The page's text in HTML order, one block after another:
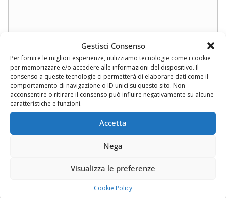
Gestisci Consenso
Per fornire le migliori esperienze, utilizziamo tecnologie come i cookie
per memorizzare e/o accedere alle informazioni del dispositivo. Il
consenso a queste tecnologie ci permetterà di elaborare dati come il
comportamento di navigazione o ID unici su questo sito. Non
acconsentire o ritirare il consenso può influire negativamente su alcune
caratteristiche e funzioni.
Accetta
Nega
Visualizza le preferenze
Cookie Policy